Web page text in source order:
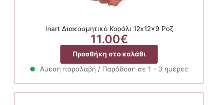
Inart Διακοσμητικό Κοράλι 12x12x9 Ροζ
11.00€
Προσθήκη στο καλάθι
Άμεση παραλαβή / Παράδοση σε 1 - 3 ημέρες